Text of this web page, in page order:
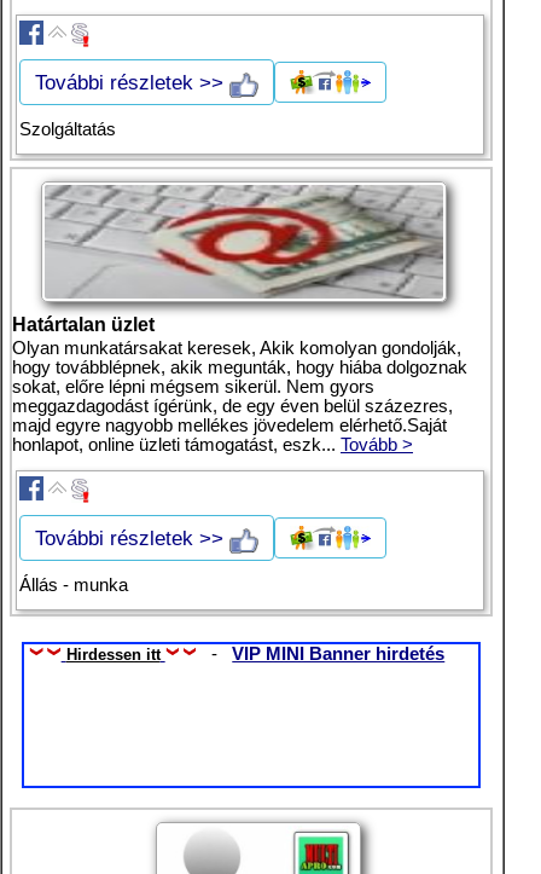
További részletek >>
Szolgáltatás
Határtalan üzlet
Olyan munkatársakat keresek, Akik komolyan gondolják,
hogy továbblépnek, akik megunták, hogy hiába dolgoznak
sokat, előre lépni mégsem sikerül. Nem gyors
meggazdagodást ígérünk, de egy éven belül százezres,
majd egyre nagyobb mellékes jövedelem elérhető.Saját
honlapot, online üzleti támogatást, eszk... Tovább >
További részletek >>
Állás - munka
Hirdessen itt -VIP MINI Banner hirdetés